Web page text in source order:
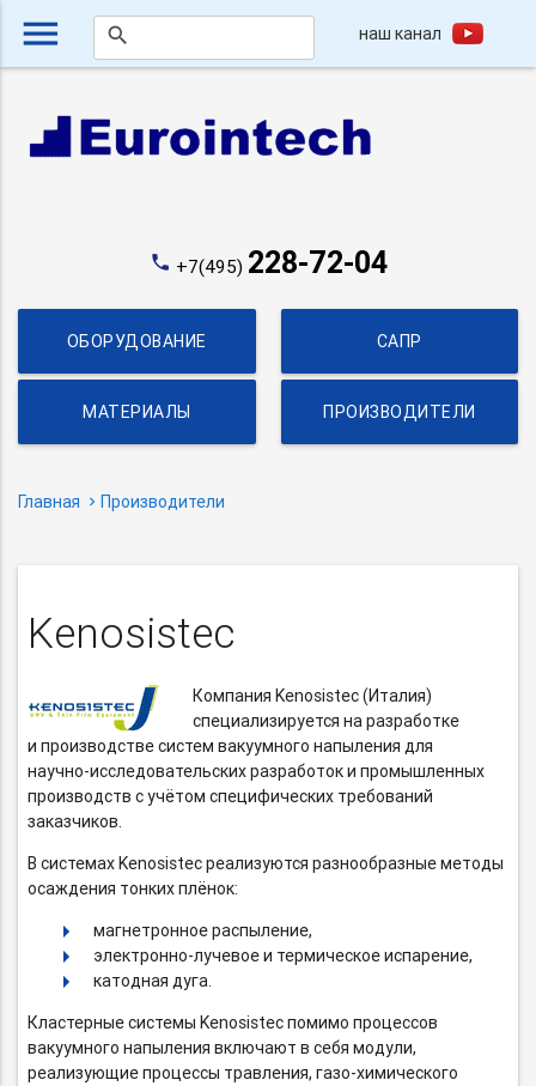
menu search наш канал
phone +7(495) 228-72-04
ОБОРУДОВАНИЕ САПР
МАТЕРИАЛЫ ПРОИЗВОДИТЕЛИ
Главная Производители
Kenosistec
Компания Kenosistec (Италия)
специализируется на разработке
и производстве систем вакуумного напыления для
научно-исследовательскихразработок и промышленных
производств с учётом специфических требований
заказчиков.
В системах Kenosistec реализуются разнообразные методы
осаждения тонких плёнок:
магнетронное распыление,
электронно-лучевоеи термическое испарение,
катодная дуга.
Кластерные системы Kenosistec помимо процессов
вакуумного напыления включают в себя модули,
реализующие процессы травления,газо-химического